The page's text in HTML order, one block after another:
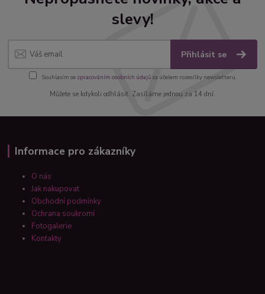
slevy!
Přihlásit se
Souhlasím se zpracováním osobních údajůza účelem rozesílky newsletteru.
Můžete se kdykoli odhlásit. Zasíláme jednou za 14 dní.
Informace pro zákazníky
O nás
Jak nakupovat
Obchodní podmínky
Ochrana soukromí
Fotogalerie
Kontakty